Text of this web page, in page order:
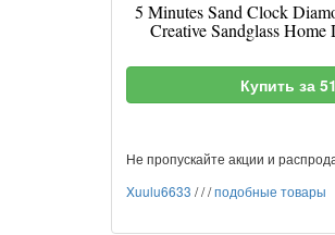
5 Minutes Sand Clock
Creative Sandglass
Купить за
Не пропускайте акции и
Xuulu6633 ///подобные товары